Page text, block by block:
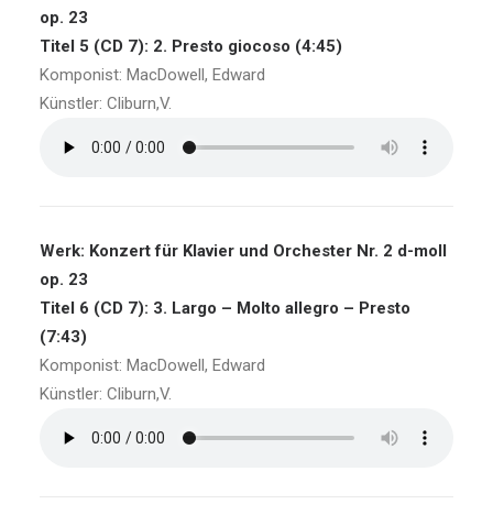
op. 23
Titel 5 (CD 7): 2. Presto giocoso (4:45)
Komponist: MacDowell, Edward
Künstler: Cliburn,V.
Werk: Konzert für Klavier und Orchester Nr. 2 d-moll
op. 23
Titel 6 (CD 7): 3. Largo – Molto allegro – Presto
(7:43)
Komponist: MacDowell, Edward
Künstler: Cliburn,V.